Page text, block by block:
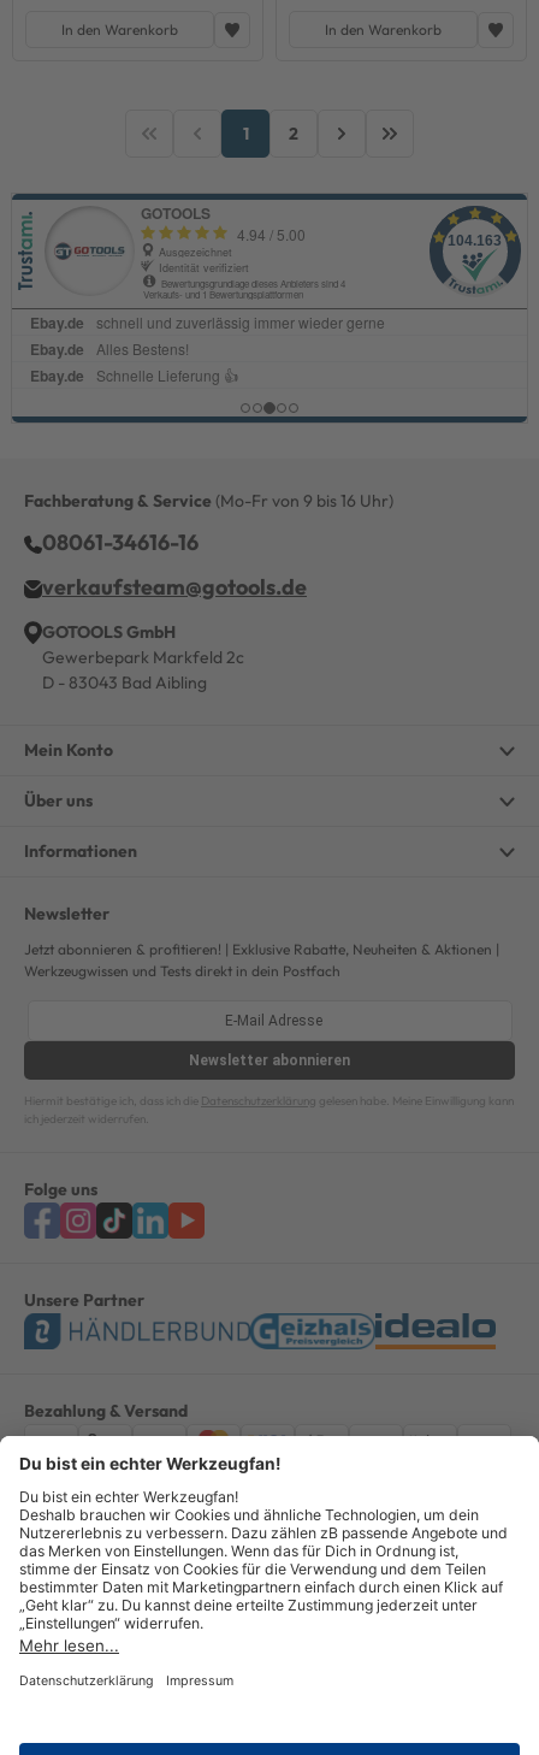
In den Warenkorb In den Warenkorb
1 2
Fachberatung & Service (Mo-Fr von 9 bis 16 Uhr)
08061-34616-16
verkaufsteam@gotools.de
GOTOOLS GmbH
Gewerbepark Markfeld 2c
D - 83043 Bad Aibling
Mein Konto
Über uns
Informationen
Newsletter
Jetzt abonnieren & profitieren! | Exklusive Rabatte, Neuheiten & Aktionen |
Werkzeugwissen und Tests direkt in dein Postfach
Newsletter abonnieren
Hiermit bestätige ich, dass ich die Datenschutzerklärung gelesen habe. Meine Einwilligung kann
ich jederzeit widerrufen.
Folge uns
Unsere Partner
Bezahlung & Versand
ImpressumAGBDatenschutzWiderruf Vertrag widerrufen
Alle Preise verstehen sich inkl. ges. MwSt. *Kostenloser Versand innerhalb
Deutschlands, bei Bestellungen ab 100,00 Euro.
© Copyright 2026 GOTOOLS GmbH - Alle Rechte vorbehalten. powered by
createyourtemplate